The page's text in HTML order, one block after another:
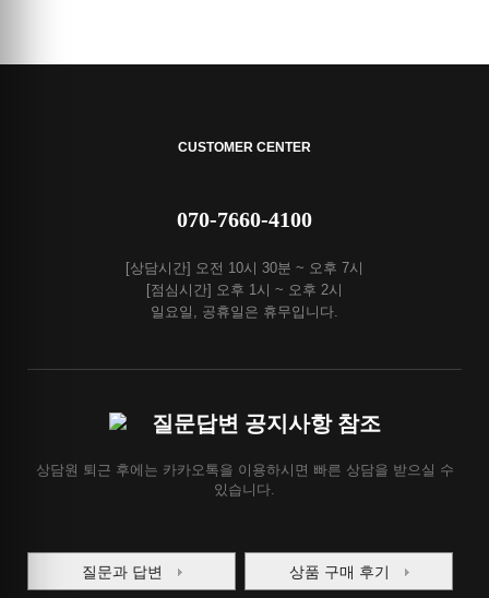
CUSTOMER CENTER
070-7660-4100
[상담시간] 오전 10시 30분 ~ 오후 7시
[점심시간] 오후 1시 ~ 오후 2시
일요일, 공휴일은 휴무입니다.
질문답변 공지사항 참조
상담원 퇴근 후에는 카카오톡을 이용하시면 빠른 상담을 받으실 수
있습니다.
질문과 답변 상품 구매 후기